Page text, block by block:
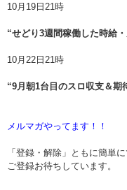
10月19日21時
“せどり3週間稼働した時給
10月22日21時
“9月朝1台目のスロ収支＆期
メルマガやってます！！
「登録・解除」ともに簡単に
ご登録お待ちしています。